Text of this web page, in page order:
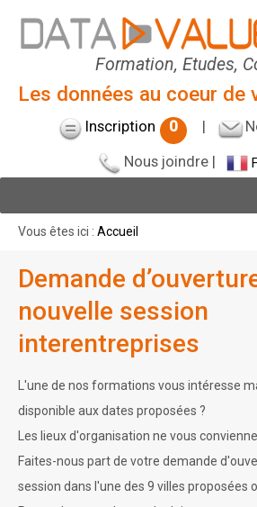
Formation, Etudes,
Les données au coeur de
Inscription 0 |
Nous joindre|
Vous êtes ici : Accueil
Demande
nouvelle session
interentreprises
L'une de nos formations vous intéresse
disponible aux dates proposées ?
Les lieux d'organisation ne vous
Faites-nous part de votre demande
session dans l'une des 9 villes proposées